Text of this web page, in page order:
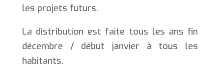
les projets futurs.
La distribution est faite tous les ans fin
décembre / début janvier à tous les
habitants.